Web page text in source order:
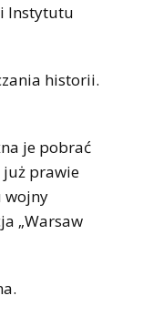
Instytutu
historii.
je pobrać
już prawie
wojny
„Warsaw